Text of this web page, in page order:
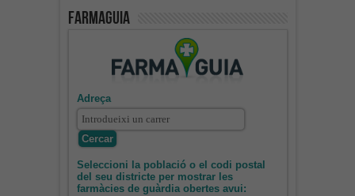
Farmaguia
Adreça
Seleccioni la població o el codi postal
del seu districte per mostrar les
farmàcies de guàrdia obertes avui: